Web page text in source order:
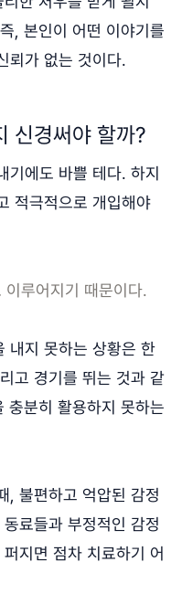
, 본인이 어떤 이야기를
뢰가 없는 것이다.
신경써야 할까?
기에도 바쁠 테다. 하지
적극적으로 개입해야
루어지기 때문이다.
내지 못하는 상황은 한
고 경기를 뛰는 것과 같
충분히 활용하지 못하는
, 불편하고 억압된 감정
료들과 부정적인 감정
지면 점차 치료하기 어